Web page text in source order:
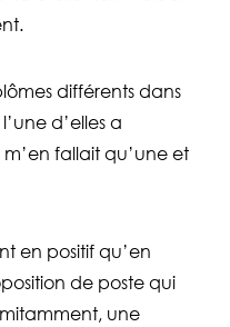
différents dans
d’elles a
fallait qu’une et
en positif qu’en
de poste qui
une